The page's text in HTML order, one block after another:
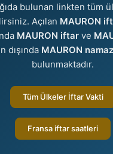
bulunan linkten tüm
Açılan MAURON
MAURON iftar ve
dışında MAURON
bulunmaktadır.
Tüm Ülkeler İftar Vakti
Fransa iftar saatleri